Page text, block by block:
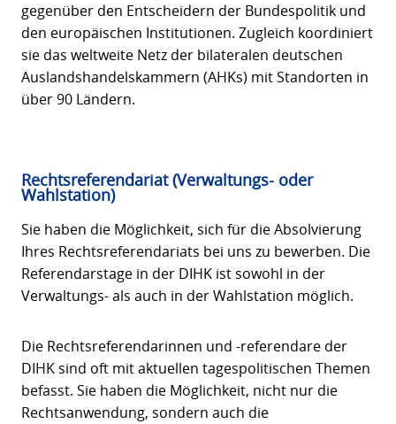
gegenüber den Entscheidern der Bundespolitik und
den europäischen Institutionen. Zugleich koordiniert
sie das weltweite Netz der bilateralen deutschen
Auslandshandelskammern (AHKs) mit Standorten in
über 90 Ländern.
Rechtsreferendariat (Verwaltungs- oder
Wahlstation)
Sie haben die Möglichkeit, sich für die Absolvierung
Ihres Rechtsreferendariats bei uns zu bewerben. Die
Referendarstage in der DIHK ist sowohl in der
Verwaltungs- als auch in der Wahlstation möglich.
Die Rechtsreferendarinnen und -referendare der
DIHK sind oft mit aktuellen tagespolitischen Themen
befasst. Sie haben die Möglichkeit, nicht nur die
Rechtsanwendung, sondern auch die